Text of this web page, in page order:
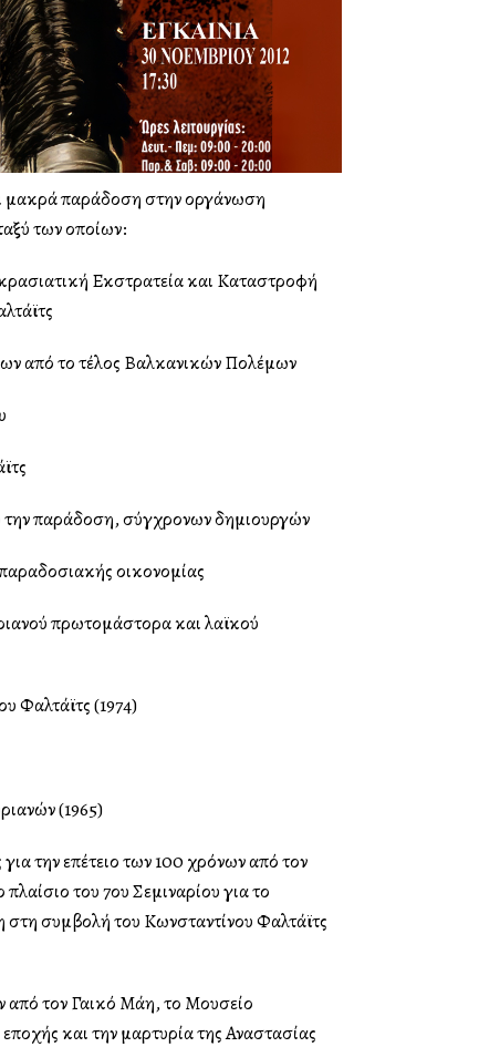
μακρά παράδοση στην οργάνωση
των οποίων:
Εκστρατεία και Καταστροφή
από το τέλος Βαλκανικών Πολέμων
την παράδοση, σύγχρονων δημιουργών
παραδοσιακής οικονομίας
πρωτομάστορα και λαϊκού
Φαλτάϊτς (1974)
(1965)
την επέτειο των 100 χρόνων από τον
του 7ου Σεμιναρίου για το
συμβολή του Κωνσταντίνου Φαλτάϊτς
τον Γαλλικό Μάη, το Μουσείο
και την μαρτυρία της Αναστασίας